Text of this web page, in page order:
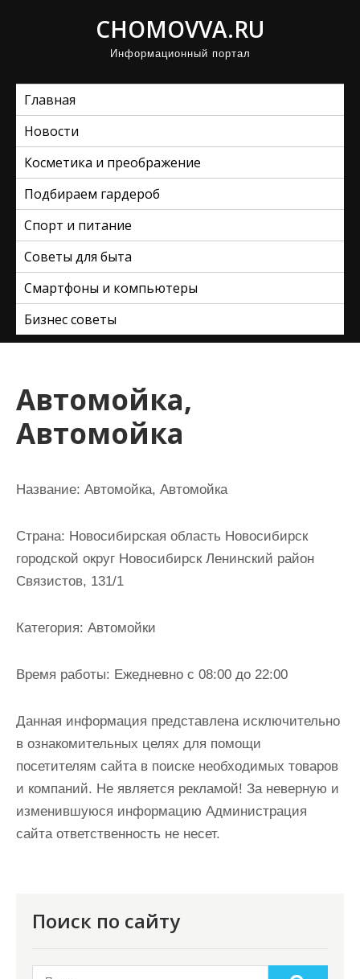
CHOMOVVA.RU
Информационный портал
Главная
Новости
Косметика и преображение
Подбираем гардероб
Спорт и питание
Советы для быта
Смартфоны и компьютеры
Бизнес советы
Автомойка,
Автомойка
Название: Автомойка, Автомойка
Страна: Новосибирская область Новосибирск
городской округ Новосибирск Ленинский район
Связистов, 131/1
Категория: Автомойки
Время работы: Ежедневно с 08:00 до 22:00
Данная информация представлена исключительно
в ознакомительных целях для помощи
посетителям сайта в поиске необходимых товаров
и компаний. Не является рекламой! За неверную и
изменившуюся информацию Администрация
сайта ответственность не несет.
Поиск по сайту